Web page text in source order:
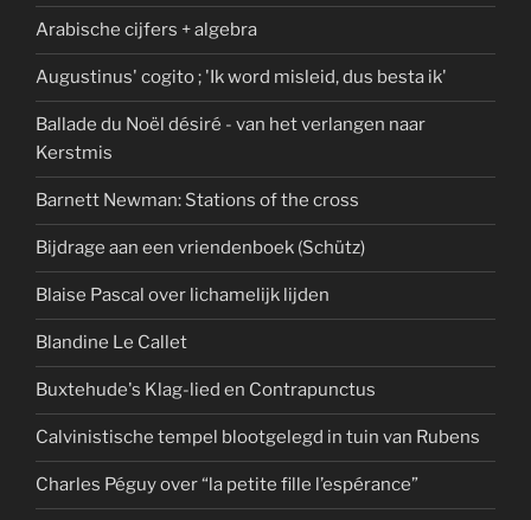
Arabische cijfers + algebra
Augustinus' cogito ; 'Ik word misleid, dus besta ik'
Ballade du Noël désiré - van het verlangen naar
Kerstmis
Barnett Newman: Stations of the cross
Bijdrage aan een vriendenboek (Schütz)
Blaise Pascal over lichamelijk lijden
Blandine Le Callet
Buxtehude's Klag-lied en Contrapunctus
Calvinistische tempel blootgelegd in tuin van Rubens
Charles Péguy over “la petite fille l’espérance”